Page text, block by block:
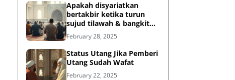
Apakah disyariatkan
bertakbir ketika turun
sujud tilawah & bangkit
dari sujud tilawah yang
dilakukan dalam shalat?
February 28, 2025
Status Utang Jika Pemberi
Utang Sudah Wafat
February 22, 2025